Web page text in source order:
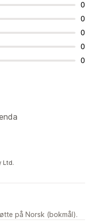
0
0
0
0
0
Ltd.
på Norsk (bokmål).